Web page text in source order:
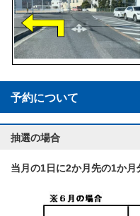
予約について
抽選の場合
当月の1日に2か月先の1か月